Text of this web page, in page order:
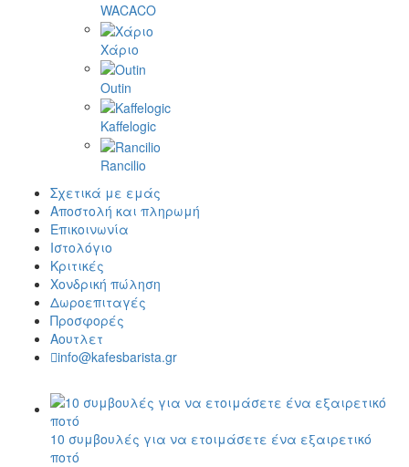
WACACO
Χάριο
Outin
Kaffelogic
Rancilio
Σχετικά με εμάς
Αποστολή και πληρωμή
Επικοινωνία
Ιστολόγιο
Κριτικές
Χονδρική πώληση
Δωροεπιταγές
Προσφορές
Αουτλετ
info@kafesbarista.gr
10 συμβουλές για να ετοιμάσετε ένα εξαιρετικό
ποτό